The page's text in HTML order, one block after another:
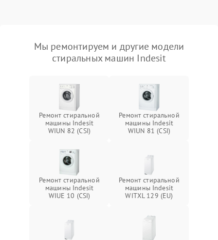
Мы ремонтируем и другие модели
стиральных машин Indesit
Ремонт стиральной
машины Indesit
WIUN 82 (CSI)
Ремонт стиральной
машины Indesit
WIUN 81 (CSI)
Ремонт стиральной
машины Indesit
WIUE 10 (CSI)
Ремонт стиральной
машины Indesit
WITXL 129 (EU)